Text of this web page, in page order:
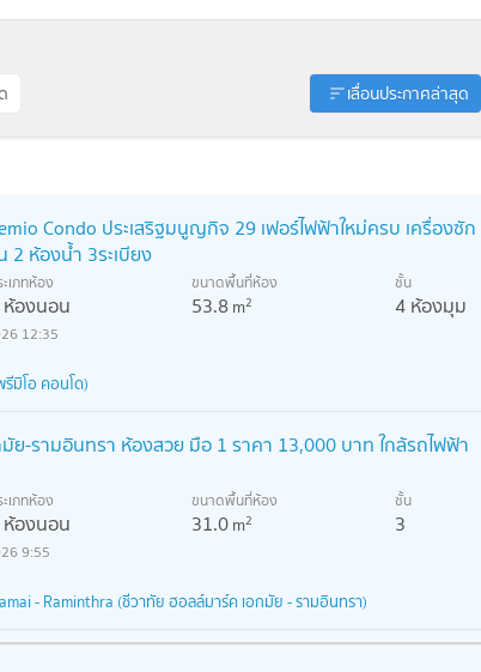
เลื่อนประกาศล่าสุด
Condo ประเสริฐมนูญกิจ 29 เฟอร์ไฟฟ้าใหม่ครบ เครื่องซัก
2 ห้องน้ำ 3ระเบียง
เภทห้อง
องนอน
ขนาดพื้นที่ห้อง
53.8 m2
ชั้น
4 ห้องมุม
12:35
รีมิโอ คอนโด)
ย-รามอินทรา ห้องสวย มือ 1 ราคา 13,000 บาท ใกล้รถไฟฟ้า
เภทห้อง
องนอน
ขนาดพื้นที่ห้อง
31.0m2
ชั้น
3
9:55
- Raminthra (ชีวาทัย ฮอลล์มาร์ค เอกมัย - รามอินทรา)